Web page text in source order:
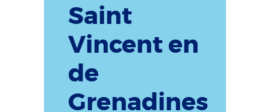
Saint
Vincent en
de
Grenadines